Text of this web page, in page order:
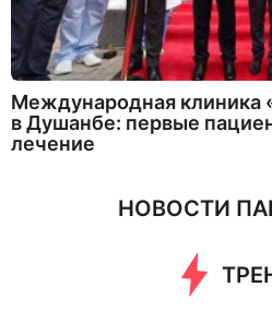
Международная
в Душанбе: первые
лечение
НОВОСТИ